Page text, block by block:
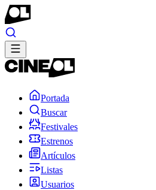
Portada
Buscar
Festivales
Estrenos
Artículos
Listas
Usuarios